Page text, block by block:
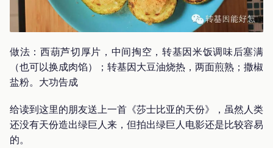
做法：西葫芦切厚片，中间掏空，转基因米饭调味后塞满
（也可以换成肉馅）；转基因大豆油烧热，两面煎熟；撒椒
盐粉。大功告成
给读到这里的朋友送上一首《莎士比亚的天份》，虽然人类
还没有天份造出绿巨人来，但拍出绿巨人电影还是比较容易
的。